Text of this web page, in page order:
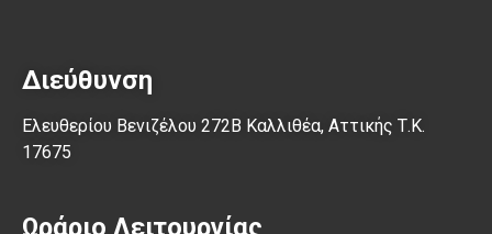
Διεύθυνση
Ελευθερίου Βενιζέλου 272Β Καλλιθέα, Αττικής Τ.Κ.
17675